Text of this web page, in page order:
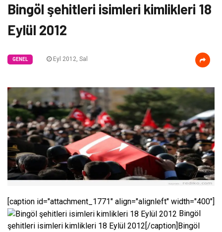
Bingöl şehitleri isimleri kimlikleri 18
Eylül 2012
GENEL Eyl 2012, Sal
[caption id="attachment_1771" align="alignleft" width="400"]
Bingöl
şehitleri isimleri kimlikleri 18 Eylül 2012[/caption]Bingöl